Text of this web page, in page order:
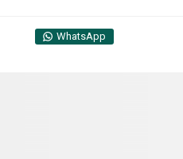
WhatsApp